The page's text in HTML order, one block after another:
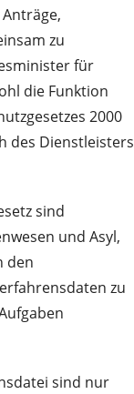
zu
für
die Funktion
2000
des Dienstleisters
sind
und Asyl,
den
zu
sind nur